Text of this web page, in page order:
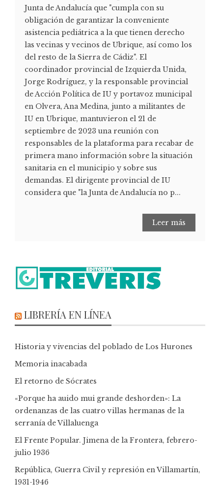
Junta de Andalucía que "cumpla con su
obligación de garantizar la conveniente
asistencia pediátrica a la que tienen derecho
las vecinas y vecinos de Ubrique, así como los
del resto de la Sierra de Cádiz". El
coordinador provincial de Izquierda Unida,
Jorge Rodríguez, y la responsable provincial
de Acción Política de IU y portavoz municipal
en Olvera, Ana Medina, junto a militantes de
IU en Ubrique, mantuvieron el 21 de
septiembre de 2023 una reunión con
responsables de la plataforma para recabar de
primera mano información sobre la situación
sanitaria en el municipio y sobre sus
demandas. El dirigente provincial de IU
considera que "la Junta de Andalucía no p...
Leer más
LIBRERÍA EN LÍNEA
Historia y vivencias del poblado de Los Hurones
Memoria inacabada
El retorno de Sócrates
«Porque ha auido mui grande deshorden»: La
ordenanzas de las cuatro villas hermanas de la
serranía de Villaluenga
El Frente Popular. Jimena de la Frontera, febrero-
julio 1936
República, Guerra Civil y represión en Villamartín,
1931-1946